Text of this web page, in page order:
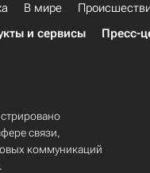
В мире
и сервисы Пресс-
связи,
коммуникаций